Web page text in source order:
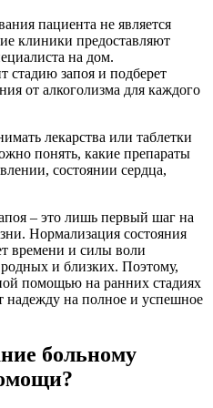
пациента не является
клиники предоставляют
на дом.
стадию запоя и подберет
от алкоголизма для каждого
лекарства или таблетки
понять, какие препараты
состоянии сердца,
– это лишь первый шаг на
Нормализация состояния
времени и силы воли
и близких. Поэтому,
помощью на ранних стадиях
надежду на полное и успешное
больному